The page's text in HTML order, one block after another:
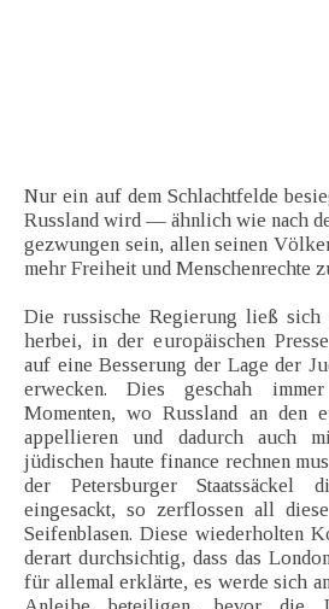
Nur ein auf dem Schlachtfelde
Russland wird — ähnlich wie nach
gezwungen sein, allen seinen
mehr Freiheit und Menschenrechte
Die russische Regierung ließ
herbei, in der europäischen
auf eine Besserung der Lage der
erwecken. Dies geschah
Momenten, wo Russland an den
appellieren und dadurch auch
jüdischen haute finance rechnen
der Petersburger Staatssäckel
eingesackt, so zerflossen all
Seifenblasen. Diese wiederholten
derart durchsichtig, dass das
für allemal erklärte, es werde sich